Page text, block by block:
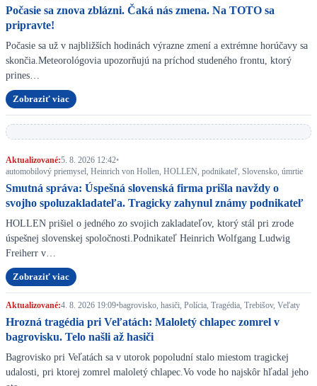
Počasie sa znova zblázni. Čaká nás zmena. Na TOTO sa
pripravte!
Počasie sa už v najbližších hodinách výrazne zmení a extrémne horúčavy sa
skončia.Meteorológovia upozorňujú na príchod studeného frontu, ktorý
prines…
Zobraziť viac
Aktualizované:5. 8. 2026 12:42•
automobilový priemysel, Heinrich von Hollen, HOLLEN, podnikateľ, Slovensko, úmrtie
Smutná správa: Úspešná slovenská firma prišla navždy o
svojho spoluzakladateľa. Tragicky zahynul známy podnikateľ
HOLLEN prišiel o jedného zo svojich zakladateľov, ktorý stál pri zrode
úspešnej slovenskej spoločnosti.Podnikateľ Heinrich Wolfgang Ludwig
Freiherr v…
Zobraziť viac
Aktualizované:4. 8. 2026 19:09•bagrovisko, hasiči, Polícia, Tragédia, Trebišov, Veľaty
Hrozná tragédia pri Veľatách: Maloletý chlapec zomrel v
bagrovisku. Telo našli až hasiči
Bagrovisko pri Veľatách sa v utorok popoludní stalo miestom tragickej
udalosti, pri ktorej zomrel maloletý chlapec.Vo vode ho najskôr hľadal jeho